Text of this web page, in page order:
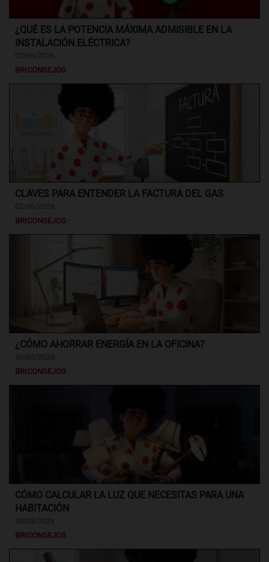
¿QUÉ ES LA POTENCIA MÁXIMA ADMISIBLE EN LA
INSTALACIÓN ELÉCTRICA?
BRICONSEJOS
CLAVES PARA ENTENDER LA FACTURA DEL GAS
BRICONSEJOS
¿CÓMO AHORRAR ENERGÍA EN LA OFICINA?
BRICONSEJOS
CÓMO CALCULAR LA LUZ QUE NECESITAS PARA UNA
HABITACIÓN
BRICONSEJOS